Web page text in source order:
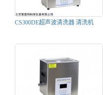
CS300DE超声波清洗器 清洗机